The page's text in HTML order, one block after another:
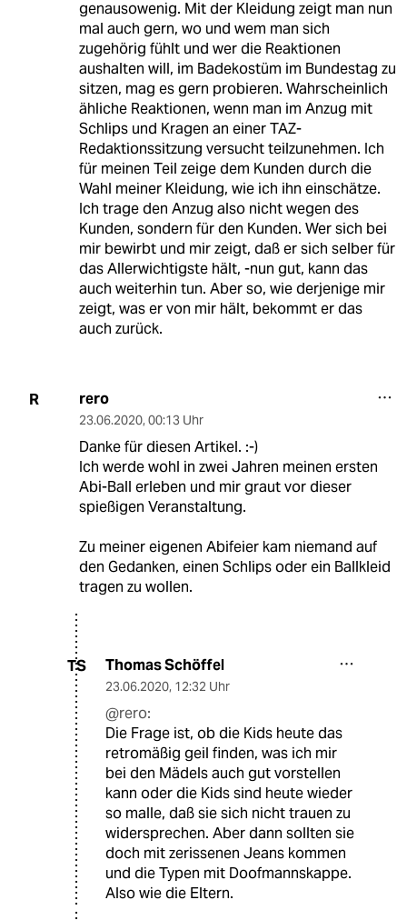
genausowenig. Mit der Kleidung zeigt man nun
mal auch gern, wo und wem man sich
zugehörig fühlt und wer die Reaktionen
aushalten will, im Badekostüm im Bundestag zu
sitzen, mag es gern probieren. Wahrscheinlich
ähliche Reaktionen, wenn man im Anzug mit
Schlips und Kragen an einer TAZ-
Redaktionssitzung versucht teilzunehmen. Ich
für meinen Teil zeige dem Kunden durch die
Wahl meiner Kleidung, wie ich ihn einschätze.
Ich trage den Anzug also nicht wegen des
Kunden, sondern für den Kunden. Wer sich bei
mir bewirbt und mir zeigt, daß er sich selber für
das Allerwichtigste hält, -nun gut, kann das
auch weiterhin tun. Aber so, wie derjenige mir
zeigt, was er von mir hält, bekommt er das
auch zurück.
R rero
23.06.2020, 00:13 Uhr
Danke für diesen Artikel. :-)
Ich werde wohl in zwei Jahren meinen ersten
Abi-Ball erleben und mir graut vor dieser
spießigen Veranstaltung.
Zu meiner eigenen Abifeier kam niemand auf
den Gedanken, einen Schlips oder ein Ballkleid
tragen zu wollen.
TS Thomas Schöffel
23.06.2020, 12:32 Uhr
@rero:
Die Frage ist, ob die Kids heute das
retromäßig geil finden, was ich mir
bei den Mädels auch gut vorstellen
kann oder die Kids sind heute wieder
so malle, daß sie sich nicht trauen zu
widersprechen. Aber dann sollten sie
doch mit zerissenen Jeans kommen
und die Typen mit Doofmannskappe.
Also wie die Eltern.